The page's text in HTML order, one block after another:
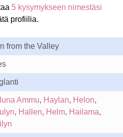
5 kysymykseen nimestäsi
profiilia.
from the Valley
Ammu, Haylan, Helon,
, Hallen, Helm, Hailama,